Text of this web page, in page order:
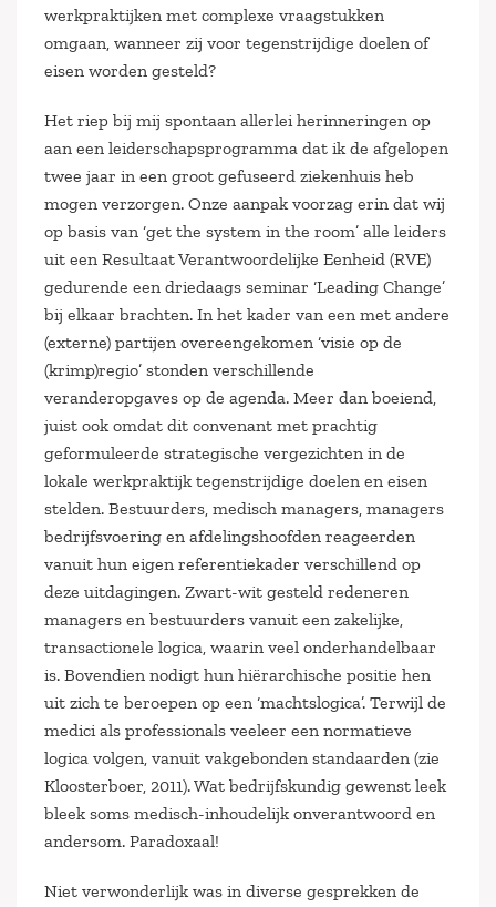
werkpraktijken met complexe vraagstukken
omgaan, wanneer zij voor tegenstrijdige doelen of
eisen worden gesteld?
Het riep bij mij spontaan allerlei herinneringen op
aan een leiderschapsprogramma dat ik de afgelopen
twee jaar in een groot gefuseerd ziekenhuis heb
mogen verzorgen. Onze aanpak voorzag erin dat wij
op basis van ‘get the system in the room’ alle leiders
uit een Resultaat Verantwoordelijke Eenheid (RVE)
gedurende een driedaags seminar ‘Leading Change’
bij elkaar brachten. In het kader van een met andere
(externe) partijen overeengekomen ‘visie op de
(krimp)regio’ stonden verschillende
veranderopgaves op de agenda. Meer dan boeiend,
juist ook omdat dit convenant met prachtig
geformuleerde strategische vergezichten in de
lokale werkpraktijk tegenstrijdige doelen en eisen
stelden. Bestuurders, medisch managers, managers
bedrijfsvoering en afdelingshoofden reageerden
vanuit hun eigen referentiekader verschillend op
deze uitdagingen. Zwart-wit gesteld redeneren
managers en bestuurders vanuit een zakelijke,
transactionele logica, waarin veel onderhandelbaar
is. Bovendien nodigt hun hiërarchische positie hen
uit zich te beroepen op een ‘machtslogica’. Terwijl de
medici als professionals veeleer een normatieve
logica volgen, vanuit vakgebonden standaarden (zie
Kloosterboer, 2011). Wat bedrijfskundig gewenst leek
bleek soms medisch-inhoudelijk onverantwoord en
andersom. Paradoxaal!
Niet verwonderlijk was in diverse gesprekken de